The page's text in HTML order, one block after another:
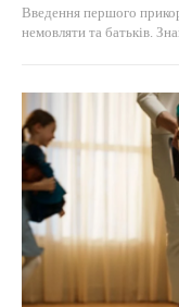
Введення першого
немовляти та батьків.